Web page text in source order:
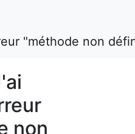
"méthode non
non